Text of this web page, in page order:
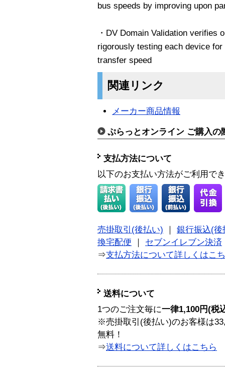
bus speeds by improving upon
・DV Domain Validation verifies
rigorously testing each device
transfer speed
関連リンク
メーカー商品情報
ぷらっとオンライン ご購入の
支払方法について
以下のお支払い方法がご利用で
売掛取引(後払い)
銀行振込(後
換宅配便
セブンイレブン決済
⇒支払方法について詳しくはこ
送料について
1つのご注文毎に一律1,100円(税
※売掛取引(後払い)のお客様は
無料！
⇒送料について詳しくはこちら